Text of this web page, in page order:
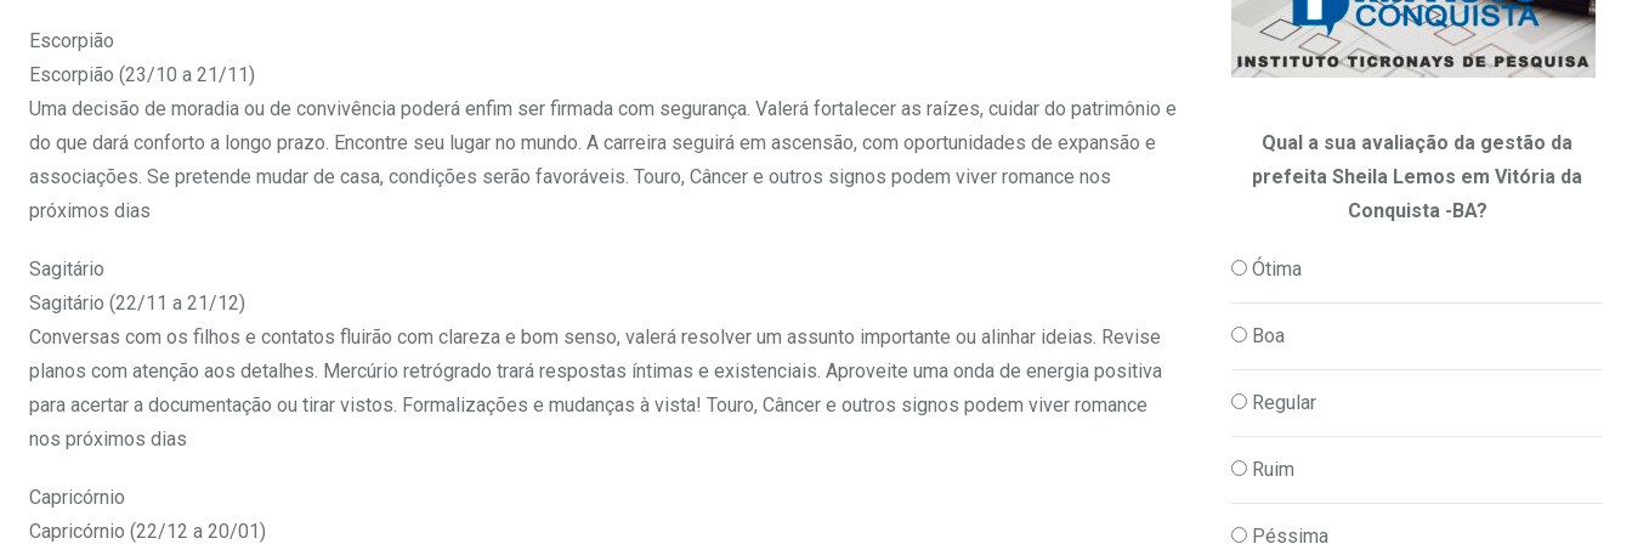
Escorpião
Escorpião (23/10 a 21/11)
Uma decisão de moradia ou de convivência poderá enfim ser firmada com segurança. Valerá fortalecer as raízes, cuidar do patrimônio e
do que dará conforto a longo prazo. Encontre seu lugar no mundo. A carreira seguirá em ascensão, com oportunidades de expansão e
associações. Se pretende mudar de casa, condições serão favoráveis. Touro, Câncer e outros signos podem viver romance nos
próximos dias
Sagitário
Sagitário (22/11 a 21/12)
Conversas com os filhos e contatos fluirão com clareza e bom senso, valerá resolver um assunto importante ou alinhar ideias. Revise
planos com atenção aos detalhes. Mercúrio retrógrado trará respostas íntimas e existenciais. Aproveite uma onda de energia positiva
para acertar a documentação ou tirar vistos. Formalizações e mudanças à vista! Touro, Câncer e outros signos podem viver romance
nos próximos dias
Capricórnio
Capricórnio (22/12 a 20/01)
Qual a sua avaliação da gestão da
prefeita Sheila Lemos em Vitória da
Conquista -BA?
Ótima
Boa
Regular
Ruim
Péssima